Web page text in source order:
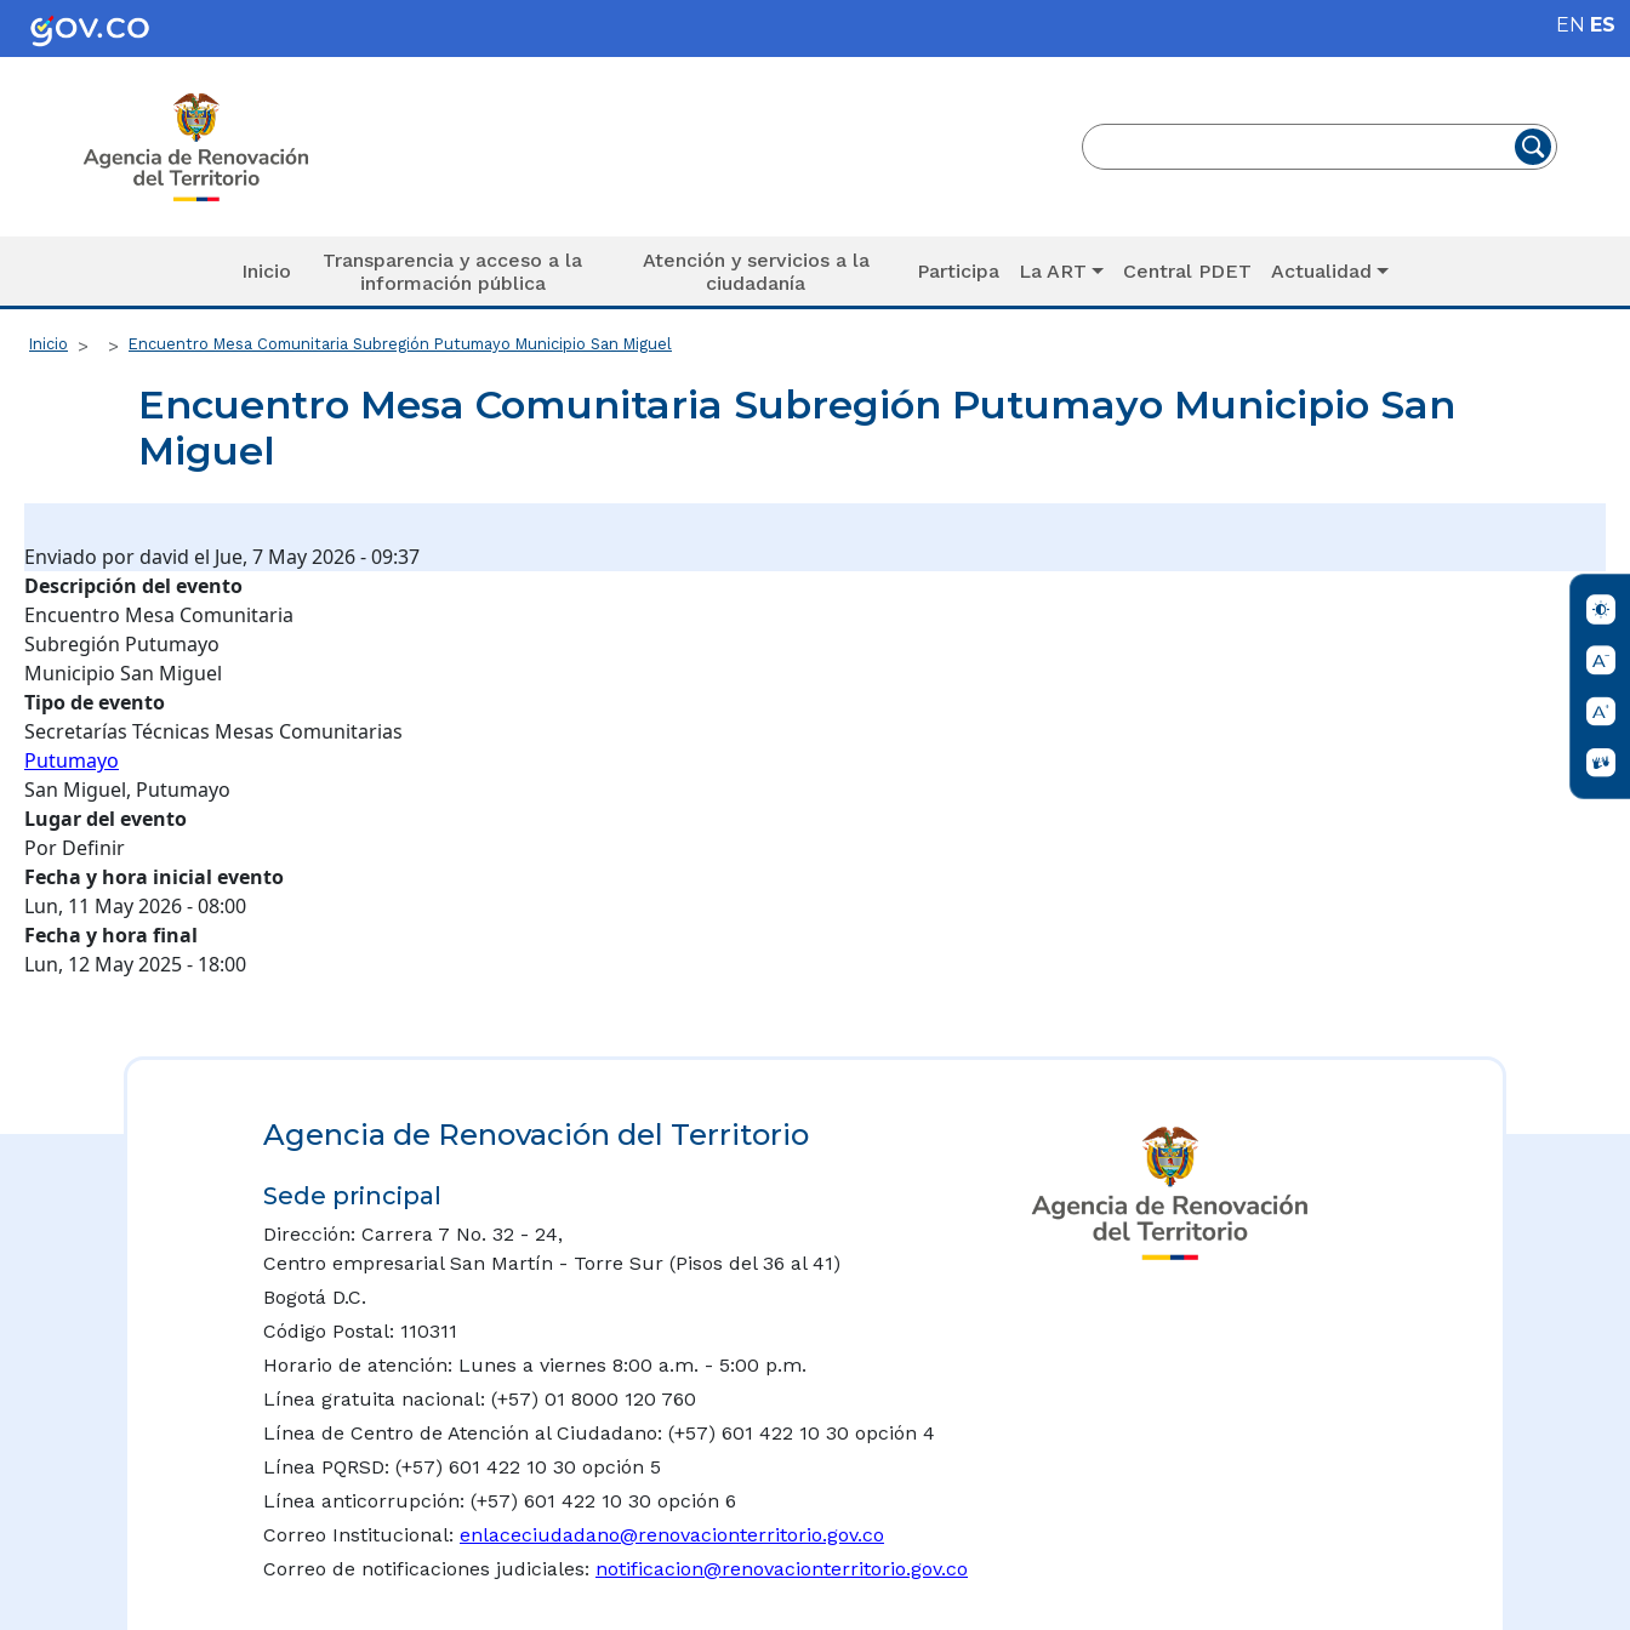
Pasar al contenido principal EN ES
Navegación principal
Inicio
Transparencia y acceso a la
información pública
Atención y servicios a la
ciudadanía
Participa La ART Central PDET Actualidad
Ruta de navegación
Inicio Encuentro Mesa Comunitaria Subregión Putumayo Municipio San Miguel
Encuentro Mesa Comunitaria Subregión Putumayo Municipio San
Miguel
Enviado pordavid el Jue, 7 May 2026 - 09:37
Descripción del evento
Encuentro Mesa Comunitaria
Subregión Putumayo
Municipio San Miguel
Tipo de evento
Secretarías Técnicas Mesas Comunitarias
Putumayo
San Miguel, Putumayo
Lugar del evento
Por Definir
Fecha y hora inicial evento
Lun, 11 May 2026 - 08:00
Fecha y hora final
Lun, 12 May 2025 - 18:00
Agencia de Renovación del Territorio
Sede principal
Dirección: Carrera 7 No. 32 - 24,
Centro empresarial San Martín - Torre Sur (Pisos del 36 al 41)
Bogotá D.C.
Código Postal: 110311
Horario de atención: Lunes a viernes 8:00 a.m. - 5:00 p.m.
Línea gratuita nacional: (+57) 01 8000 120 760
Línea de Centro de Atención al Ciudadano: (+57) 601 422 10 30 opción 4
Línea PQRSD: (+57) 601 422 10 30 opción 5
Línea anticorrupción: (+57) 601 422 10 30 opción 6
Correo Institucional: enlaceciudadano@renovacionterritorio.gov.co
Correo de notificaciones judiciales: notificacion@renovacionterritorio.gov.co